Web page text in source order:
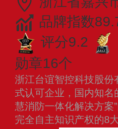
品牌指数
评分9.2
勋章16个
浙江台谊智控科技股
式认可企业，国内知名
慧消防一体化解决方案
完全自主知识产权的8